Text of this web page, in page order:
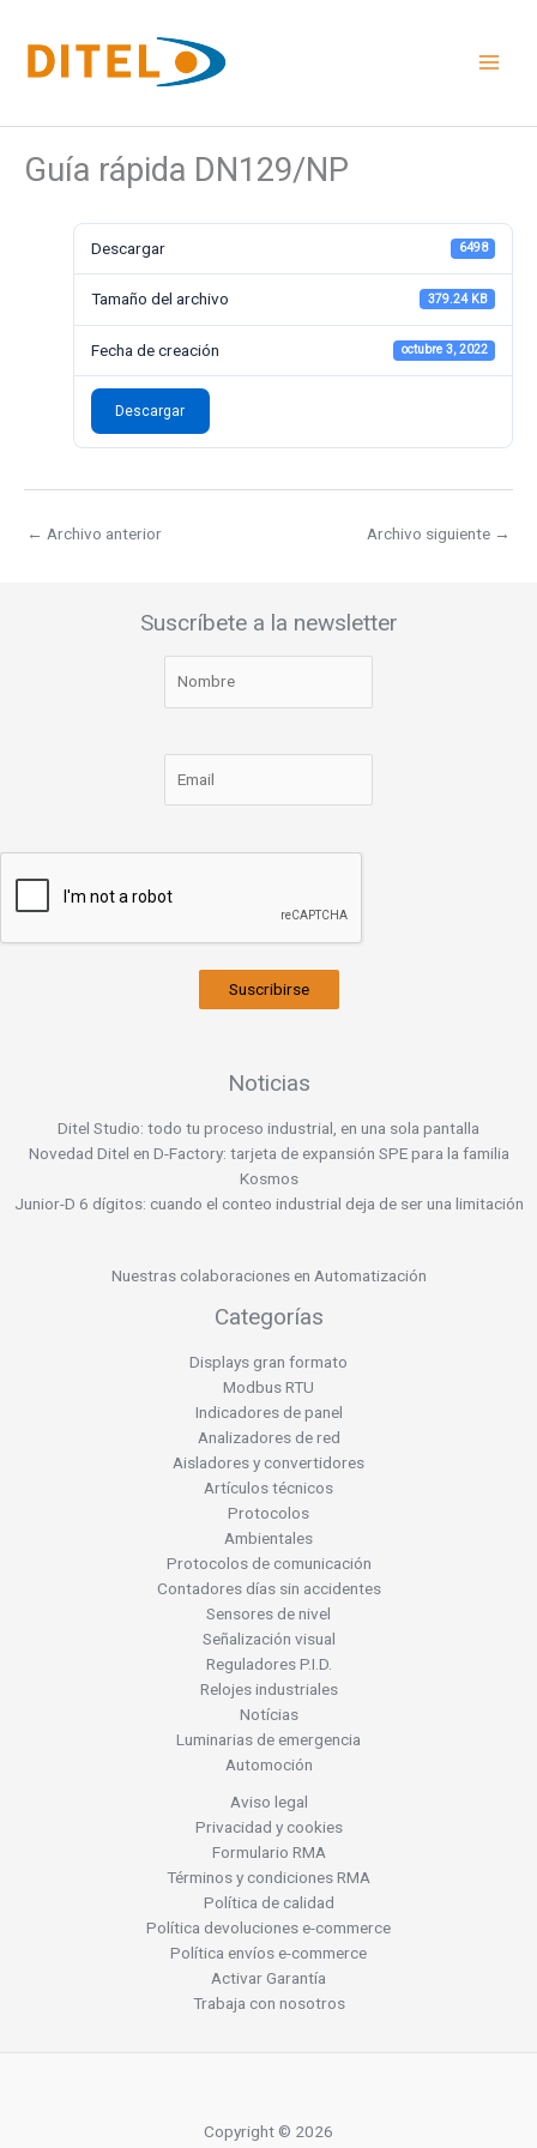
contenido
Guía rápida DN129/NP
Descargar 6498
Tamaño del archivo 379.24 KB
Fecha de creación octubre 3, 2022
Descargar
← Archivo anterior Archivo siguiente →
Suscríbete a la newsletter
Suscribirse
Noticias
Ditel Studio: todo tu proceso industrial, en una sola pantalla
Novedad Ditel en D-Factory: tarjeta de expansión SPE para la familia
Kosmos
Junior-D 6 dígitos: cuando el conteo industrial deja de ser una limitación
Nuestras colaboraciones en Automatización
Categorías
Displays gran formato
Modbus RTU
Indicadores de panel
Analizadores de red
Aisladores y convertidores
Artículos técnicos
Protocolos
Ambientales
Protocolos de comunicación
Contadores días sin accidentes
Sensores de nivel
Señalización visual
Reguladores P.I.D.
Relojes industriales
Notícias
Luminarias de emergencia
Automoción
Aviso legal
Privacidad y cookies
Formulario RMA
Términos y condiciones RMA
Política de calidad
Política devoluciones e-commerce
Política envíos e-commerce
Activar Garantía
Trabaja con nosotros
Copyright © 2026